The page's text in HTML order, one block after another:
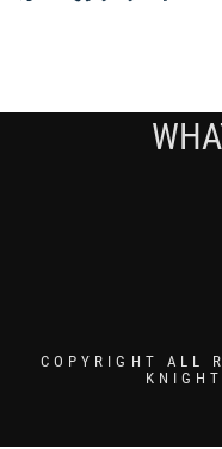
COPYRIGHT ALL